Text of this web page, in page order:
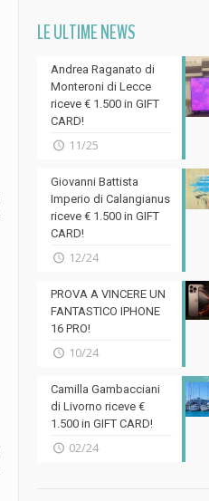
LE ULTIME NEWS
Andrea Raganato di
Monteroni di Lecce
riceve € 1.500 in GIFT
CARD!
11/25
Giovanni Battista
Imperio di Calangianus
riceve € 1.500 in GIFT
CARD!
12/24
PROVA A VINCERE UN
FANTASTICO IPHONE
16 PRO!
10/24
Camilla Gambacciani
di Livorno riceve €
1.500 in GIFT CARD!
02/24